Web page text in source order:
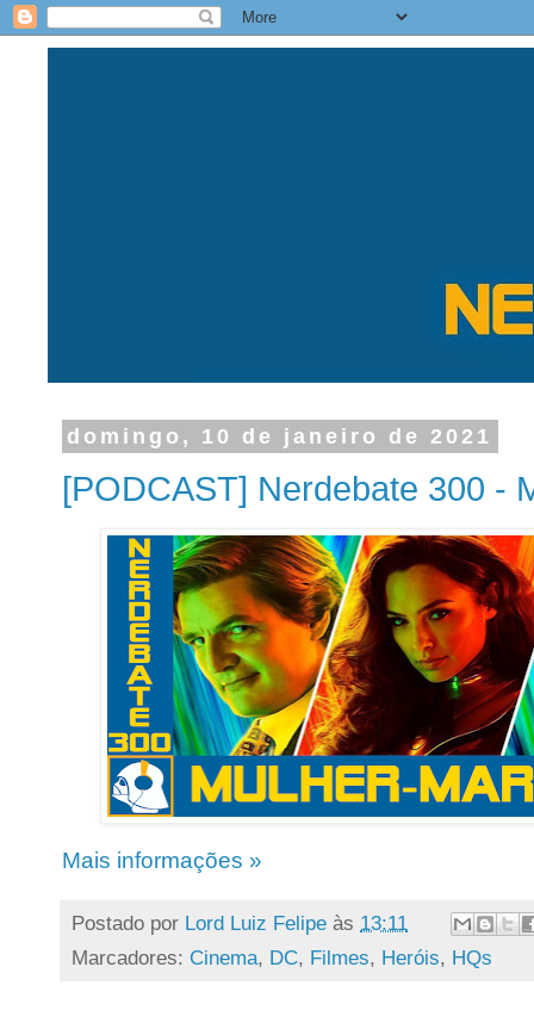
domingo, 10 de janeiro de 2021
[PODCAST] Nerdebate 300 -
Mais informações »
Postado por Lord Luiz Felipe às 13:11
Marcadores: Cinema, DC, Filmes, Heróis, HQs